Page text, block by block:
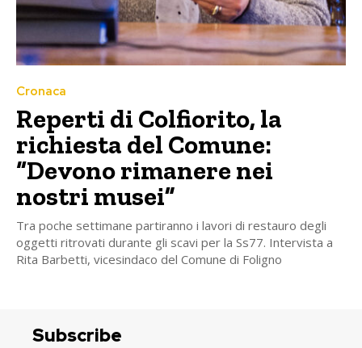
Cronaca
Reperti di Colfiorito, la
richiesta del Comune:
“Devono rimanere nei
nostri musei”
Tra poche settimane partiranno i lavori di restauro degli
oggetti ritrovati durante gli scavi per la Ss77. Intervista a
Rita Barbetti, vicesindaco del Comune di Foligno
Subscribe